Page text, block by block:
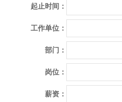
起止时间：
工作单位：
部门：
岗位：
薪资：